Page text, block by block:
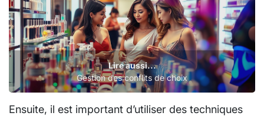
Lire aussi...
Gestion des conflits de choix
Ensuite, il est important d’utiliser des techniques